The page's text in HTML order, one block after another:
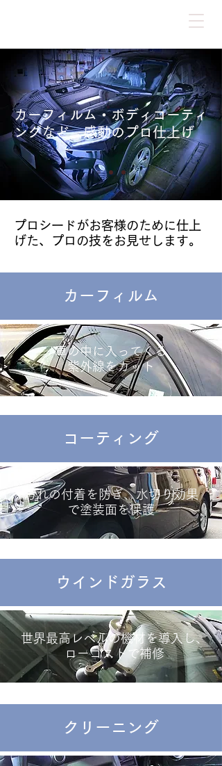
プロシードがお客様のために仕上
げた、プロの技をお見せします。
カーフィルム
車の中に入ってくる
紫外線をカット
カーフィルム・ボディコーティ
ングなど 感動のプロ仕上げ
コーティング
汚れの付着を防ぎ、水切り効果
で塗装面を保護
ウインドガラス
世界最高レベルの機材を導入し、
ローコストで補修
クリーニング